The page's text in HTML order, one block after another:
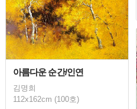
아름다운 순간/인연
김명희
112x162cm (100호)